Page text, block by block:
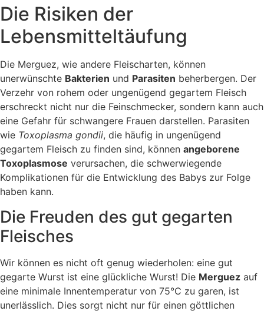
Die Risiken der
Lebensmitteltäufung
Die Merguez, wie andere Fleischarten, können
unerwünschte Bakterien und Parasiten beherbergen. Der
Verzehr von rohem oder ungenügend gegartem Fleisch
erschreckt nicht nur die Feinschmecker, sondern kann auch
eine Gefahr für schwangere Frauen darstellen. Parasiten
wie Toxoplasma gondii, die häufig in ungenügend
gegartem Fleisch zu finden sind, können angeborene
Toxoplasmose verursachen, die schwerwiegende
Komplikationen für die Entwicklung des Babys zur Folge
haben kann.
Die Freuden des gut gegarten
Fleisches
Wir können es nicht oft genug wiederholen: eine gut
gegarte Wurst ist eine glückliche Wurst! Die Merguez auf
eine minimale Innentemperatur von 75°C zu garen, ist
unerlässlich. Dies sorgt nicht nur für einen göttlichen